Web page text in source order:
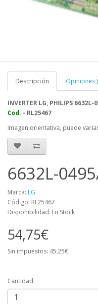
Descripción Opiniones
INVERTER LG, PHILIPS 6632L-
Cod. - RL25467
Imagen orientativa, puede
6632L-
Marca: LG
Código: RL25467
Disponibilidad: En Stock
54,75€
Sin impuestos: 45,25€
Cantidad: